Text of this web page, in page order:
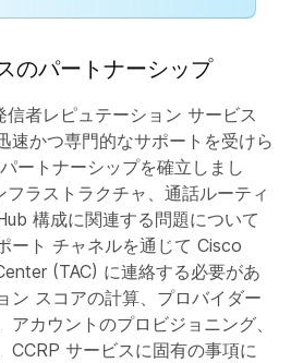
のパートナーシップ
者レピュテーション サービス
速かつ専門的なサポートを受けら
ートナーシップを確立しまし
ラストラクチャ、通話ルーティ
構成に関連する問題について
ート チャネルを通じて Cisco
(TAC) に連絡する必要があ
ン スコアの計算、プロバイダー
カウントのプロビジョニング、
CCRP サービスに固有の事項に